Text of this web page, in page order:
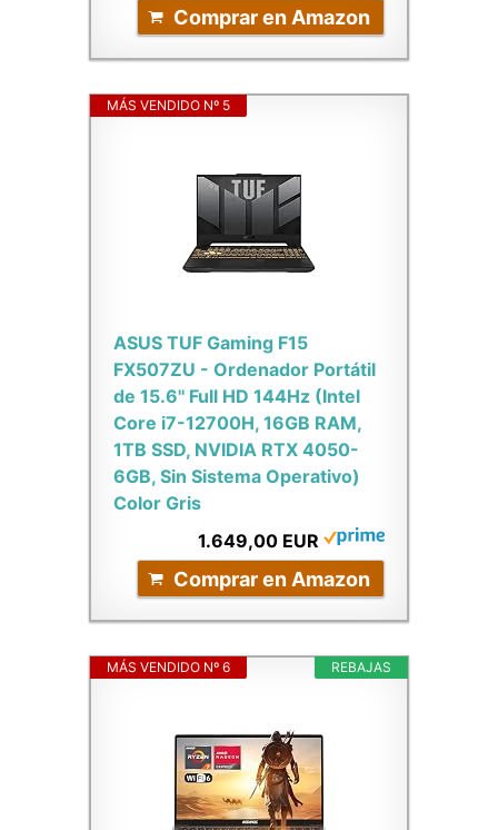
Comprar en Amazon
MÁS VENDIDO Nº 5
ASUS TUF Gaming F15
FX507ZU - Ordenador Portátil
de 15.6'' Full HD 144Hz (Intel
Core i7-12700H, 16GB RAM,
1TB SSD, NVIDIA RTX 4050-
6GB, Sin Sistema Operativo)
Color Gris
1.649,00 EUR
Comprar en Amazon
REBAJAS
MÁS VENDIDO Nº 6